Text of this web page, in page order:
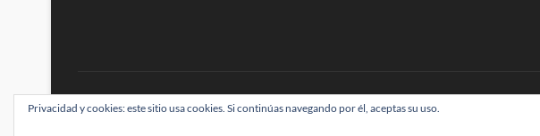
BRAINSTOMPING| Diseñado por:Theme Freesia|WordPress| © Todos los derechos reservados
Privacidad y cookies: este sitio usa cookies. Si continúas navegando por él, aceptas su uso.